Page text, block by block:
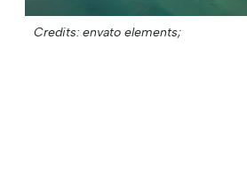
Credits: envato elements;